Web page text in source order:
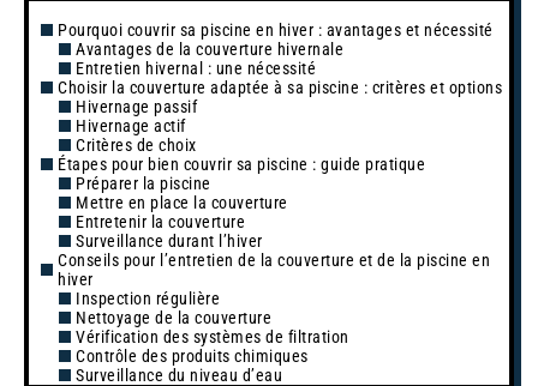
Pourquoi couvrir sa piscine en hiver : avantages et nécessité
Avantages de la couverture hivernale
Entretien hivernal : une nécessité
Choisir la couverture adaptée à sa piscine : critères et options
Hivernage passif
Hivernage actif
Critères de choix
Étapes pour bien couvrir sa piscine : guide pratique
Préparer la piscine
Mettre en place la couverture
Entretenir la couverture
Surveillance durant l’hiver
Conseils pour l’entretien de la couverture et de la piscine en
hiver
Inspection régulière
Nettoyage de la couverture
Vérification des systèmes de filtration
Contrôle des produits chimiques
Surveillance du niveau d’eau